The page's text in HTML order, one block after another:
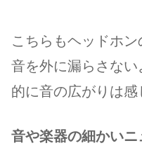
こちらもヘッドホン
音を外に漏らさな
的に音の広がりは感
音や楽器の細かい